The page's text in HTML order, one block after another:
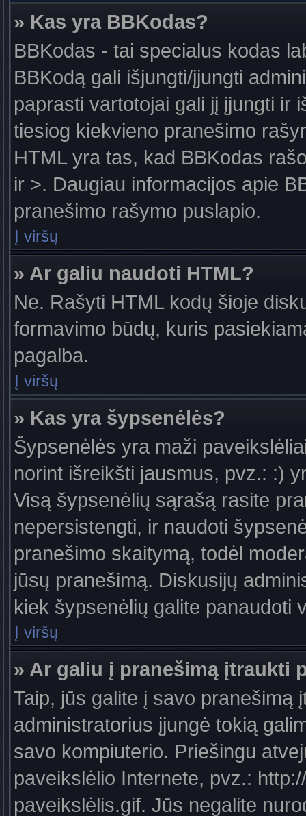
» Kas yra BBKodas?
BBKodas - tai specialus kodas
BBKodą gali išjungti/įjungti
paprasti vartotojai gali jį įjungti ir
tiesiog kiekvieno pranešimo
HTML yra tas, kad BBKodas
ir >. Daugiau informacijos apie
pranešimo rašymo puslapio.
Į viršų
» Ar galiu naudoti HTML?
Ne. Rašyti HTML kodų šioje
formavimo būdų, kuris
pagalba.
Į viršų
» Kas yra šypsenėlės?
Šypsenėlės yra maži
norint išreikšti jausmus, pvz.: :)
Visą šypsenėlių sąrašą rasite
nepersistengti, ir naudoti
pranešimo skaitymą, todėl
jūsų pranešimą. Diskusijų
kiek šypsenėlių galite panaudoti
Į viršų
» Ar galiu į pranešimą įtraukti
Taip, jūs galite į savo pranešimą
administratorius įjungė tokią
savo kompiuterio. Priešingu
paveikslėlio Internete, pvz.:
paveikslėlis.gif. Jūs negalite